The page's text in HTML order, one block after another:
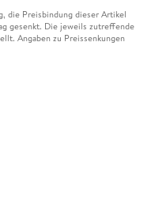
die Preisbindung dieser Artikel
gesenkt. Die jeweils zutreffende
Angaben zu Preissenkungen